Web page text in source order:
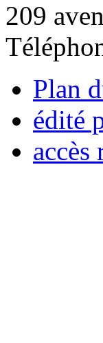
209
Plan
édité
accès